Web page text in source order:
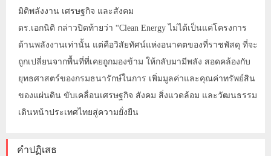
มิติพลังงาน เศรษฐกิจ และสังคม
ดร.เอกนิติ กล่าวปิดท้ายว่า “Clean Energy ไม่ได้เป็นแค่โครงการ
ด้านพลังงานเท่านั้น แต่คือวิสัยทัศน์แห่งอนาคตของที่ราชพัสดุ ที่จะ
ถูกเปลี่ยนจากพื้นที่ที่เคยถูกมองข้าม ให้กลับมามีพลัง สอดคล้องกับ
ยุทธศาสตร์ของกรมธนารักษ์ในการ เพิ่มมูลค่าและคุณค่าทรัพย์สิน
ของแผ่นดิน ขับเคลื่อนเศรษฐกิจ สังคม สิ่งแวดล้อม และวัฒนธรรม
เดินหน้าประเทศไทยสู่ความยั่งยืน
คำปฏิเสธ